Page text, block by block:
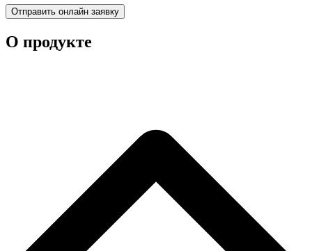
Отправить онлайн заявку
О продукте